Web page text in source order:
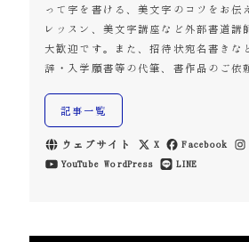
って字を書ける、美文字のコツをお伝
レッスン、美文字講座など外部書道講
大歓迎です。また、招待状宛名書きな
辞・入学願書等の代筆、書作品のご依
記事一覧
ウェブサイト X Facebook
YouTube WordPress LINE